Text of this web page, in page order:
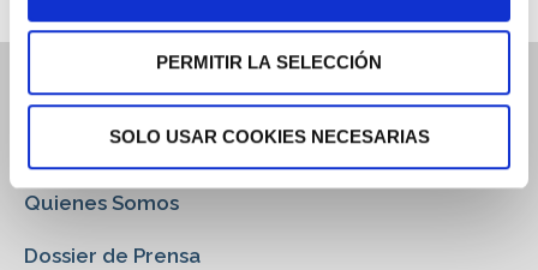
PERMITIR LA SELECCIÓN
SOLO USAR COOKIES NECESARIAS
Gabinete Jurídico
Quienes Somos
Dossier de Prensa